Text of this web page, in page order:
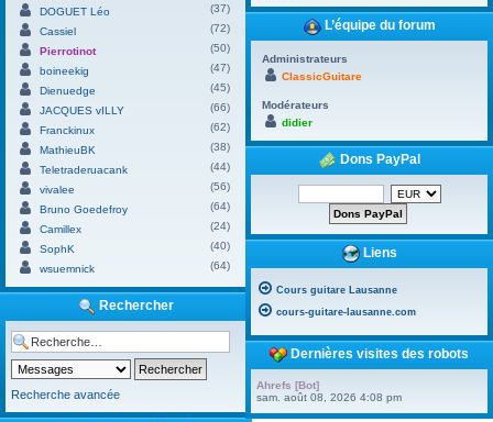
DOGUET Léo
(37)
Cassiel
(72)
Pierrotinot
(50)
boineekig
(47)
Dienuedge
(45)
JACQUES vILLY
(66)
Franckinux
(62)
MathieuBK
(38)
Teletraderuacank
(44)
vivalee
(56)
Bruno Goedefroy
(64)
Camillex
(24)
SophK
(40)
wsuemnick
(64)
Rechercher
Recherche avancée
L’équipe du forum
Administrateurs
ClassicGuitare
Modérateurs
didier
Dons PayPal
Liens
Cours guitare Lausanne
cours-guitare-lausanne.com
Dernières visites des robots
Ahrefs [Bot]
sam. août 08, 2026 4:08 pm